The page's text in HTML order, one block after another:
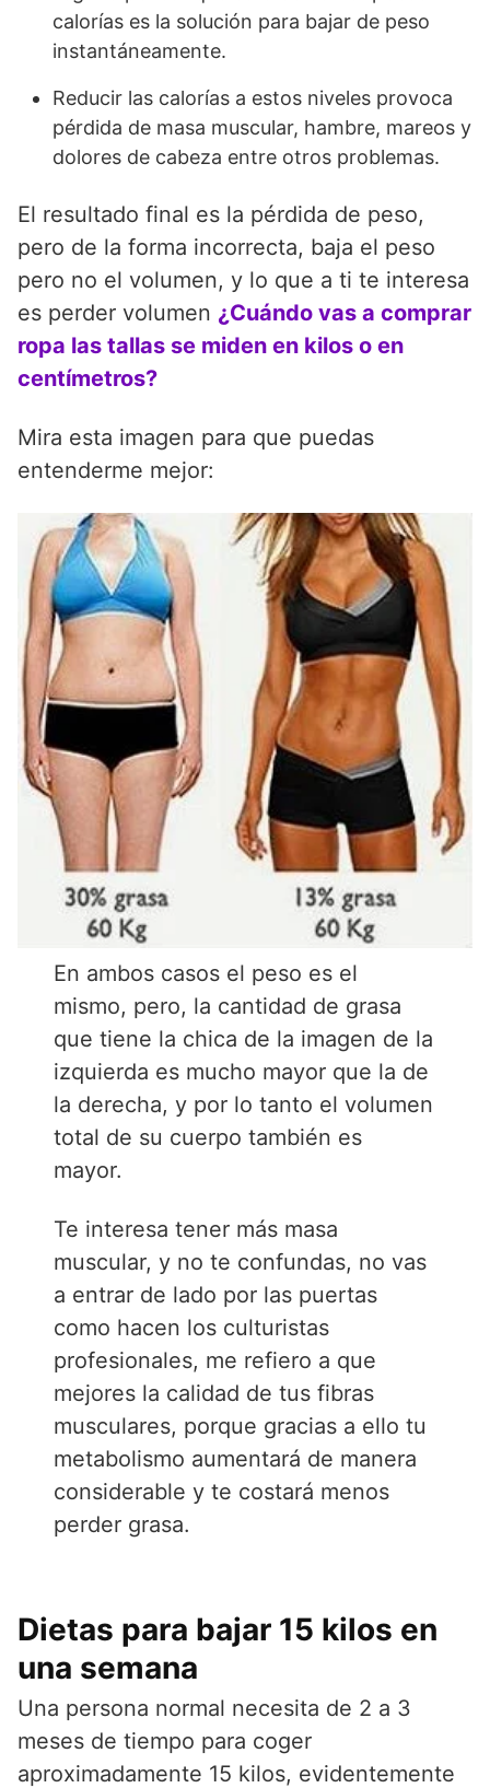
calorías es la solución para bajar de peso
instantáneamente.
Reducir las calorías a estos niveles provoca
pérdida de masa muscular, hambre, mareos y
dolores de cabeza entre otros problemas.
El resultado final es la pérdida de peso,
pero de la forma incorrecta, baja el peso
pero no el volumen, y lo que a ti te interesa
es perder volumen ¿Cuándo vas a comprar
ropa las tallas se miden en kilos o en
centímetros?
Mira esta imagen para que puedas
entenderme mejor:
En ambos casos el peso es el
mismo, pero, la cantidad de grasa
que tiene la chica de la imagen de la
izquierda es mucho mayor que la de
la derecha, y por lo tanto el volumen
total de su cuerpo también es
mayor.
Te interesa tener más masa
muscular, y no te confundas, no vas
a entrar de lado por las puertas
como hacen los culturistas
profesionales, me refiero a que
mejores la calidad de tus fibras
musculares, porque gracias a ello tu
metabolismo aumentará de manera
considerable y te costará menos
perder grasa.
Dietas para bajar 15 kilos en
una semana
Una persona normal necesita de 2 a 3
meses de tiempo para coger
aproximadamente 15 kilos, evidentemente